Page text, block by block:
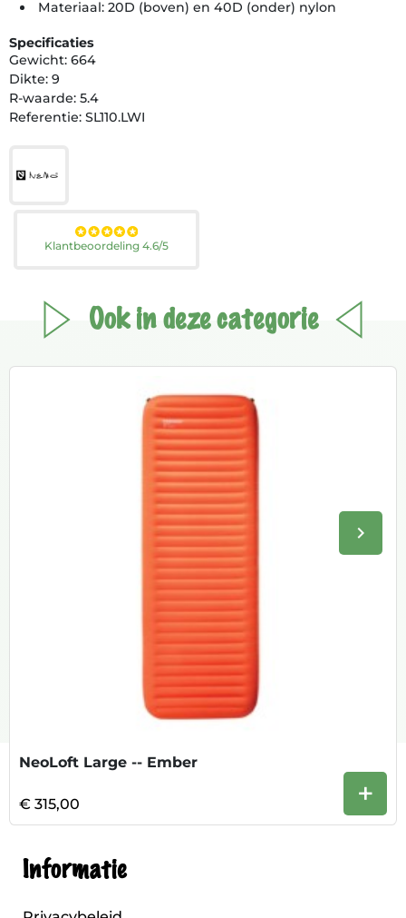
Materiaal: 20D (boven) en 40D (onder) nylon
Specificaties
Gewicht: 664
Dikte: 9
R-waarde: 5.4
Referentie: SL110.LWI
Klantbeoordeling 4.6/5
Ook in deze categorie
keyboard_arrow_right
NeoLoft Large -- Ember
€ 315,00 +
Informatie